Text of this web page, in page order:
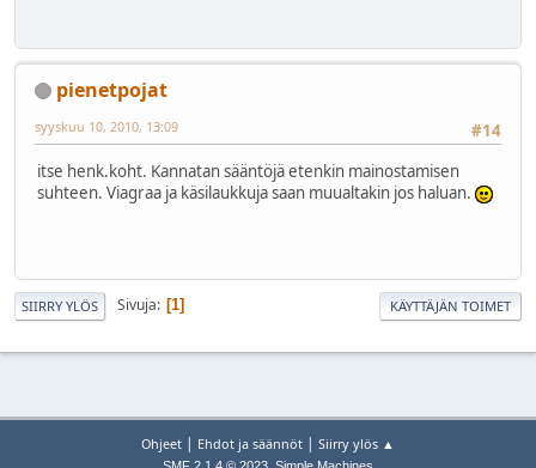
pienetpojat
#14
syyskuu 10, 2010, 13:09
itse henk.koht. Kannatan sääntöjä etenkin mainostamisen
suhteen. Viagraa ja käsilaukkuja saan muualtakin jos haluan.
SIIRRY YLÖS Sivuja 1 KÄYTTÄJÄN TOIMET
Ohjeet | Ehdot ja säännöt | Siirry ylös ▲